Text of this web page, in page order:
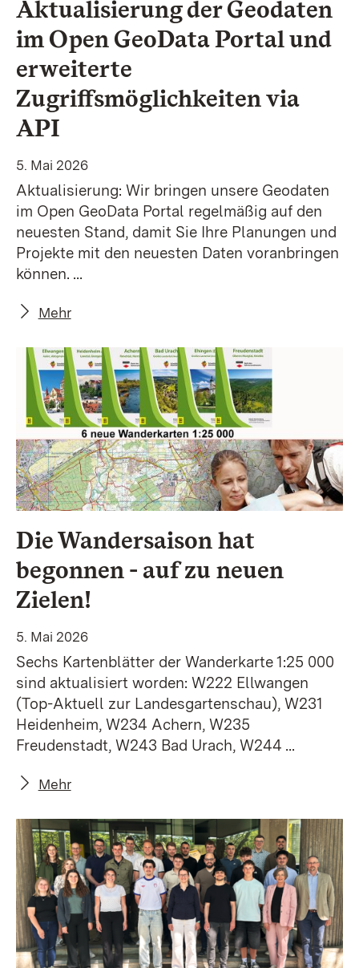
Aktualisierung der Geodaten
im Open GeoData Portal und
erweiterte
Zugriffsmöglichkeiten via
API
5. Mai 2026
Aktualisierung: Wir bringen unsere Geodaten
im Open GeoData Portal regelmäßig auf den
neuesten Stand, damit Sie Ihre Planungen und
Projekte mit den neuesten Daten voranbringen
können. ...
Mehr
Die Wandersaison hat
begonnen - auf zu neuen
Zielen!
5. Mai 2026
Sechs Kartenblätter der Wanderkarte 1:25 000
sind aktualisiert worden: W222 Ellwangen
(Top-Aktuell zur Landesgartenschau), W231
Heidenheim, W234 Achern, W235
Freudenstadt, W243 Bad Urach, W244 ...
Mehr